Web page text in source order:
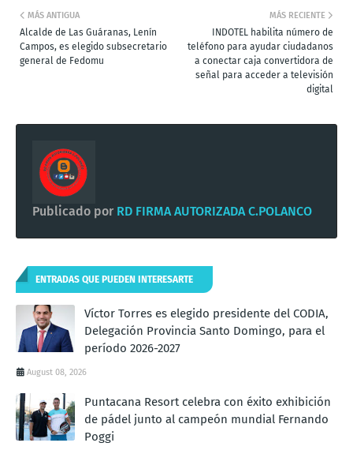
MÁS RECIENTE
INDOTEL habilita número de
teléfono para ayudar ciudadanos
a conectar caja convertidora de
señal para acceder a televisión
digital
MÁS ANTIGUA
Alcalde de Las Guáranas, Lenín
Campos, es elegido subsecretario
general de Fedomu
Publicado por RD FIRMA AUTORIZADA C.POLANCO
ENTRADAS QUE PUEDEN INTERESARTE
Víctor Torres es elegido presidente del CODIA,
Delegación Provincia Santo Domingo, para el
período 2026-2027
August 08, 2026
Puntacana Resort celebra con éxito exhibición
de pádel junto al campeón mundial Fernando
Poggi